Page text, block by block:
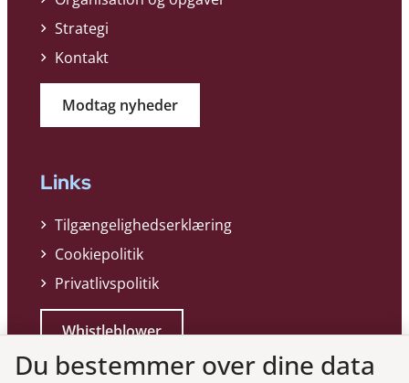
Strategi
Kontakt
Modtag nyheder
Links
Tilgængelighedserklæring
Cookiepolitik
Privatlivspolitik
Whistleblower
Du bestemmer over dine data